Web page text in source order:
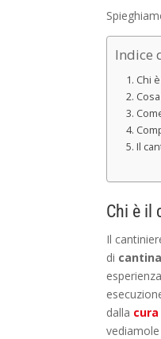
Indice
Chi
Il
Chi è il
Il
di cantina
dalla